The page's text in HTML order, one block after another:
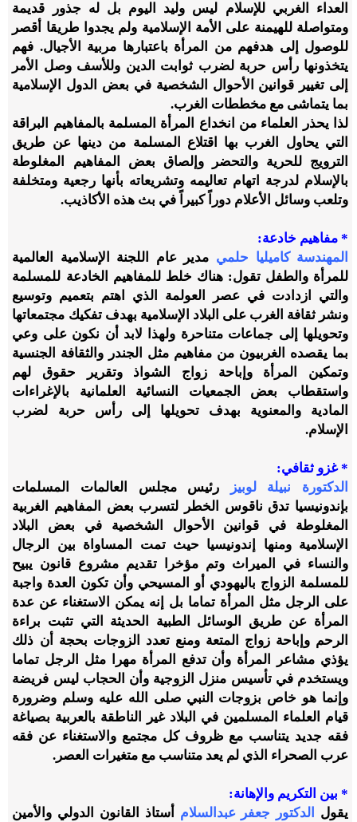
العداء الغربي للإسلام ليس وليد اليوم بل له جذور قديمة
ومتواصلة للهيمنة على الأمة الإسلامية ولم يجدوا طريقا أقصر
للوصول إلى هدفهم من المرأة باعتبارها مربية الأجيال. فهم
يتخذونها رأس حربة لضرب ثوابت الدين وللأسف وصل الأمر
إلى تغيير قوانين الأحوال الشخصية في بعض الدول الإسلامية
بما يتماشى مع مخططات الغرب.
لذا يحذر العلماء من انخداع المرأة المسلمة بالمفاهيم البراقة
التي يحاول الغرب بها اقتلاع المسلمة من دينها عن طريق
الترويج للحرية والتحضر وإلصاق بعض المفاهيم المغلوطة
بالإسلام لدرجة اتهام تعاليمه وتشريعاته بأنها رجعية ومتخلفة
وتلعب وسائل الأعلام دوراً كبيراً في بث هذه الأكاذيب.
* مفاهيم خادعة:
المهندسة كاميليا حلمي مدير عام اللجنة الإسلامية العالمية
للمرأة والطفل تقول: هناك خلط للمفاهيم الخادعة للمسلمة
والتي ازدادت في عصر العولمة الذي اهتم بتعميم وتوسيع
ونشر ثقافة الغرب على البلاد الإسلامية بهدف تفكيك مجتمعاتها
وتحويلها إلى جماعات متناحرة ولهذا لابد أن نكون على وعي
بما يقصده الغربيون من مفاهيم مثل الجندر والثقافة الجنسية
وتمكين المرأة وإباحة زواج الشواذ وتقرير حقوق لهم
واستقطاب بعض الجمعيات النسائية العلمانية بالإغراءات
المادية والمعنوية بهدف تحويلها إلى رأس حربة لضرب
الإسلام.
* غزو ثقافي:
الدكتورة نبيلة لوبيز
رئيس مجلس العالمات المسلمات
بإندونيسيا تدق ناقوس الخطر لتسرب بعض المفاهيم الغربية
المغلوطة في قوانين الأحوال الشخصية في بعض البلاد
الإسلامية ومنها إندونيسيا حيث تمت المساواة بين الرجال
والنساء في الميراث وتم مؤخرا تقديم مشروع قانون يبيح
للمسلمة الزواج باليهودي أو المسيحي وأن تكون العدة واجبة
على الرجل مثل المرأة تماما بل إنه يمكن الاستغناء عن عدة
المرأة عن طريق الوسائل الطبية الحديثة التي تثبت براءة
الرحم وإباحة زواج المتعة ومنع تعدد الزوجات بحجة أن ذلك
يؤذي مشاعر المرأة وأن تدفع المرأة مهرا مثل الرجل تماما
ويستخدم في تأسيس منزل الزوجية وأن الحجاب ليس فريضة
وإنما هو خاص بزوجات النبي صلى الله عليه وسلم وضرورة
قيام العلماء المسلمين في البلاد غير الناطقة بالعربية بصياغة
فقه جديد يتناسب مع ظروف كل مجتمع والاستغناء عن فقه
عرب الصحراء الذي لم يعد متناسب مع متغيرات العصر.
* بين التكريم والإهانة:
يقول
الدكتور جعفر عبدالسلام أستاذ القانون الدولي والأمين